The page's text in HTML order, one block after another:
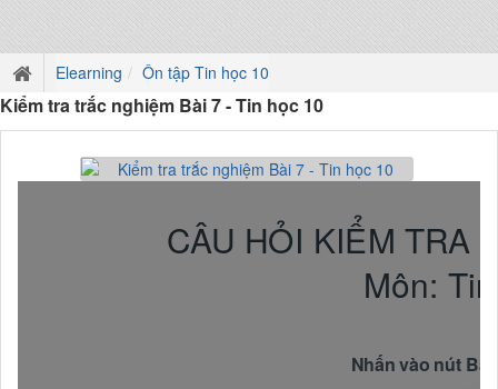
Elearning Ôn tập Tin học 10
Kiểm tra trắc nghiệm Bài 7 - Tin học 10